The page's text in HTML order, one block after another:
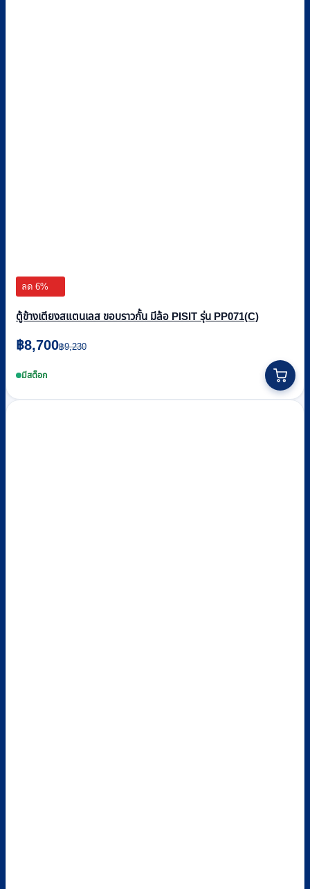
ลด 6%
ตู้ข้างเตียงสแตนเลส ขอบราวกั้น มีล้อ PISIT รุ่น PP071(C)
฿9,230
Original
price
was:
฿8,700
Current
price
is:มีสต็อก